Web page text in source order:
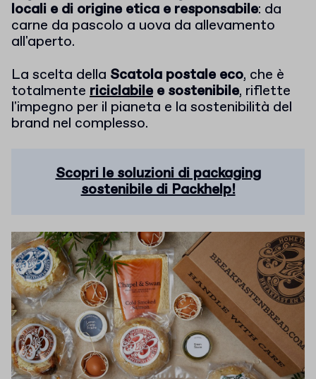
locali e di origine etica e responsabile: da
carne da pascolo a uova da allevamento
all'aperto.
La scelta della Scatola postale eco, che è
totalmente riciclabile e sostenibile, riflette
l'impegno per il pianeta e la sostenibilità del
brand nel complesso.
Scopri le soluzioni di packaging
sostenibile di Packhelp!